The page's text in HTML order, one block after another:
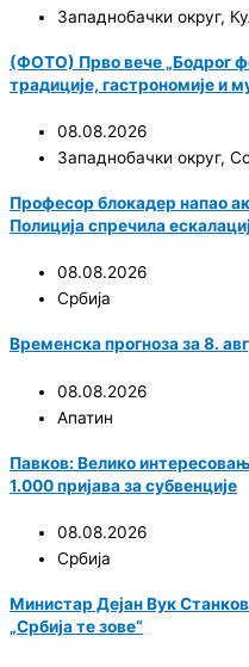
Западнобачки округ,
(ФОТО) Прво вече „Бодрог
традиције, гастрономије и
08.08.2026
Западнобачки округ,
Професор блокадер напао
Полиција спречила
08.08.2026
Србија
Временска прогноза за 8.
08.08.2026
Апатин
Павков: Велико
1.000 пријава за субвенције
08.08.2026
Србија
Министар Дејан Вук
„Србија те зове“